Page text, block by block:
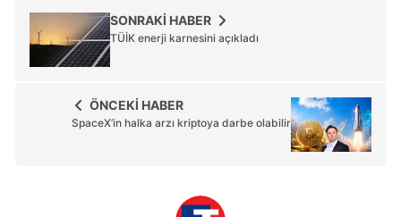
SONRAKİ HABER
TÜİK enerji karnesini açıkladı
ÖNCEKİ HABER
SpaceX’in halka arzı kriptoya darbe olabilir